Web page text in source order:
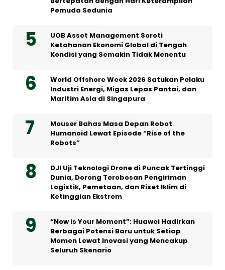
Pemuda Sedunia
UOB Asset Management Soroti
Ketahanan Ekonomi Global di Tengah
Kondisi yang Semakin Tidak Menentu
World Offshore Week 2026 Satukan Pelaku
Industri Energi, Migas Lepas Pantai, dan
Maritim Asia di Singapura
Mouser Bahas Masa Depan Robot
Humanoid Lewat Episode “Rise of the
Robots”
DJI Uji Teknologi Drone di Puncak Tertinggi
Dunia, Dorong Terobosan Pengiriman
Logistik, Pemetaan, dan Riset Iklim di
Ketinggian Ekstrem
“Now is Your Moment”: Huawei Hadirkan
Berbagai Potensi Baru untuk Setiap
Momen Lewat Inovasi yang Mencakup
Seluruh Skenario